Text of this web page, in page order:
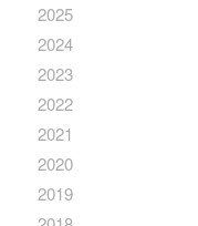
2025
2024
2023
2022
2021
2020
2019